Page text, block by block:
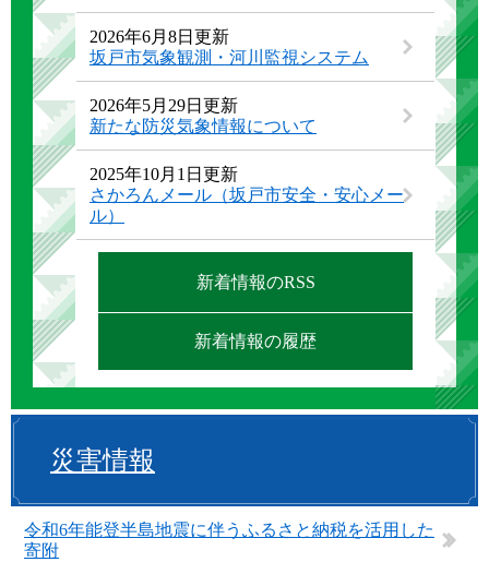
2026年6月8日更新
坂戸市気象観測・河川監視システム
2026年5月29日更新
新たな防災気象情報について
2025年10月1日更新
さかろんメール（坂戸市安全・安心メー
ル）
新着情報のRSS
新着情報の履歴
災害情報
令和6年能登半島地震に伴うふるさと納税を活用した
寄附